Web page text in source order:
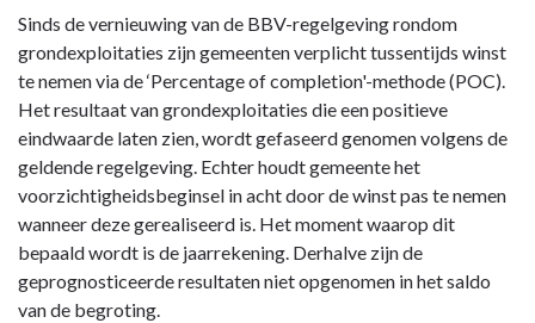
exploitatie
Sinds de vernieuwing van de BBV-regelgeving rondom
grondexploitaties zijn gemeenten verplicht tussentijds winst
te nemen via de ‘Percentage of completion'-methode (POC).
Het resultaat van grondexploitaties die een positieve
eindwaarde laten zien, wordt gefaseerd genomen volgens de
geldende regelgeving. Echter houdt gemeente het
voorzichtigheidsbeginsel in acht door de winst pas te nemen
wanneer deze gerealiseerd is. Het moment waarop dit
bepaald wordt is de jaarrekening. Derhalve zijn de
geprognosticeerde resultaten niet opgenomen in het saldo
van de begroting.